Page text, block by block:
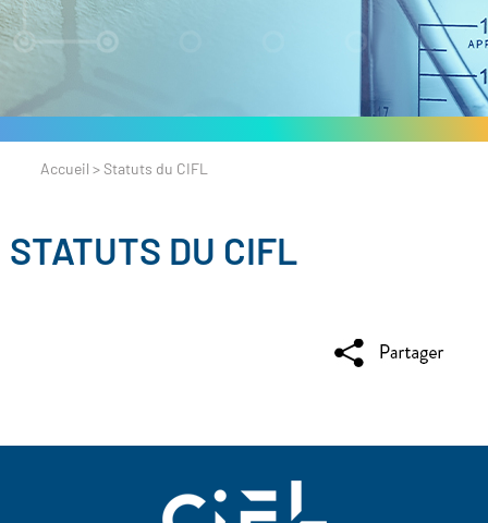
Accueil > Statuts du CIFL
STATUTS DU CIFL